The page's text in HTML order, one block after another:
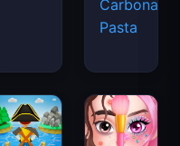
Carbonara
Pasta